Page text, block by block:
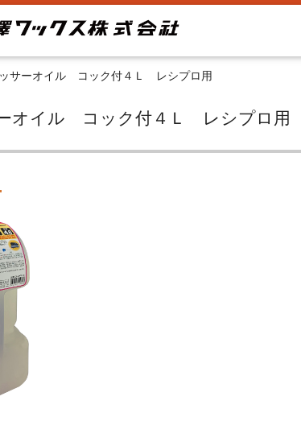
サーオイル コック付４Ｌ レシプロ用
オイル コック付４Ｌ レシプロ用